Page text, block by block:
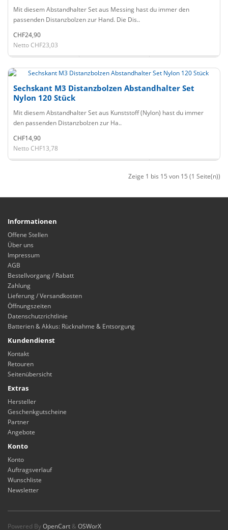
Mit diesem Abstandhalter Set aus Messing hast du immer den
passenden Distanzbolzen zur Hand. Die Dis..
CHF24,90
Netto CHF23,03
Sechskant M3 Distanzbolzen Abstandhalter Set
Nylon 120 Stück
Mit diesem Abstandhalter Set aus Kunststoff (Nylon) hast du immer
den passenden Distanzbolzen zur Ha..
CHF14,90
Netto CHF13,78
Zeige 1 bis 15 von 15 (1 Seite(n))
Informationen
Offene Stellen
Über uns
Impressum
AGB
Bestellvorgang / Rabatt
Zahlung
Lieferung / Versandkosten
Öffnungszeiten
Datenschutzrichtlinie
Batterien & Akkus: Rücknahme & Entsorgung
Kundendienst
Kontakt
Retouren
Seitenübersicht
Extras
Hersteller
Geschenkgutscheine
Partner
Angebote
Konto
Konto
Auftragsverlauf
Wunschliste
Newsletter
Powered ByOpenCart & OSWorX